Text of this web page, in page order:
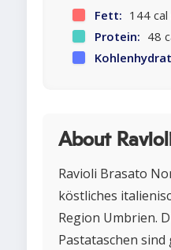
Fett: 144
Protein: 48
About
Ravioli Brasato
köstliches
Region Umbrien.
Pastataschen